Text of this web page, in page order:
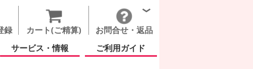
録 カート(ご精算)
お問合せ・返品
サービス・情報 ご利用ガイド